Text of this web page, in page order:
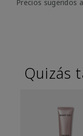
Precios sugeridos
Quizás